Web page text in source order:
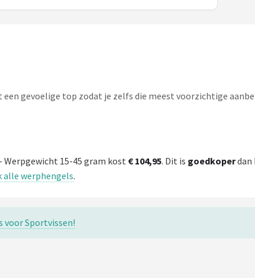
gevoelige top zodat je zelfs die meest voorzichtige
Werpgewicht 15-45 gram kost € 104,95. Dit is goedkoperdan
alle werphengels.
voor Sportvissen!